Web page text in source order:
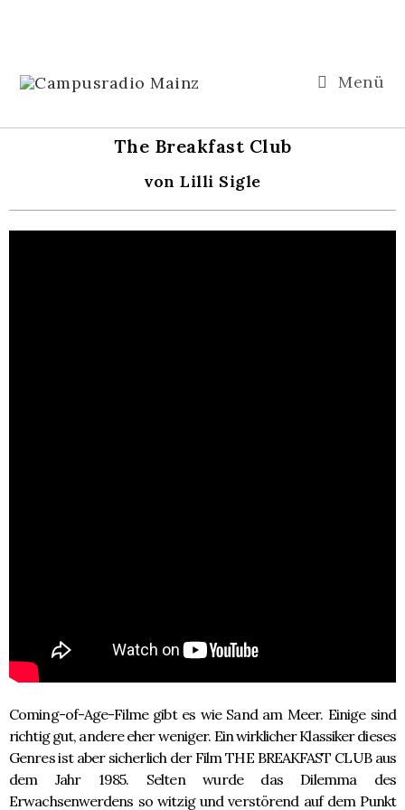
Menü
The Breakfast Club
von Lilli Sigle
Coming-of-Age-Filme gibt es wie Sand am Meer. Einige sind
richtig gut, andere eher weniger. Ein wirklicher Klassiker dieses
Genres ist aber sicherlich der Film THE BREAKFAST CLUB aus
dem Jahr 1985. Selten wurde das Dilemma des
Erwachsenwerdens so witzig und verstörend auf dem Punkt